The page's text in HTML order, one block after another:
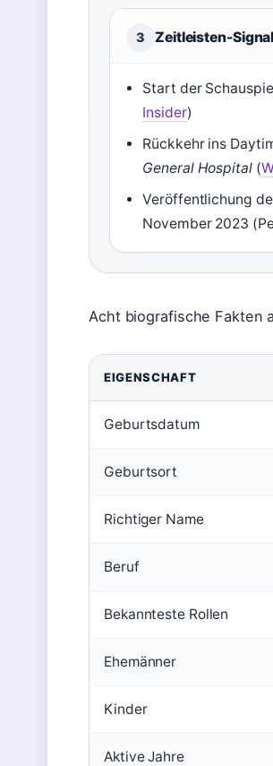
3 Zeitleisten-Signal
Start der
Insider)
Rückkehr ins
General Hospital(
Veröffentlichung
November 2023
Acht biografische Fakten
EIGENSCHAFT
Geburtsdatum
Geburtsort
Richtiger Name
Beruf
Bekannteste Rollen
Ehemänner
Kinder
Aktive Jahre